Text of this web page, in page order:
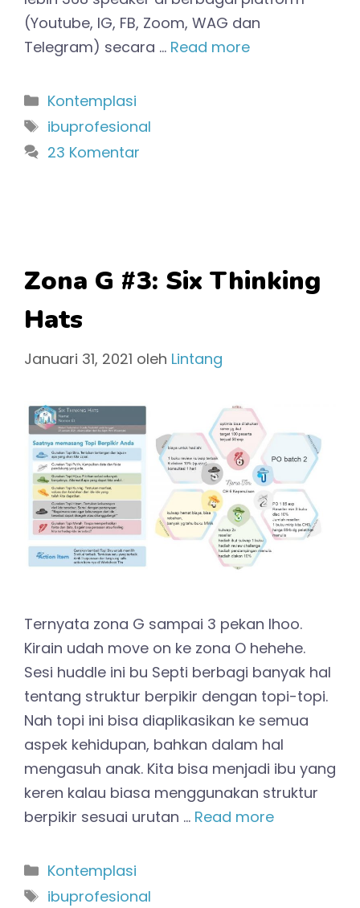
(Youtube, IG, FB, Zoom, WAG dan
Telegram) secara … Read more
Kategori
Kontemplasi
Tag
ibuprofesional
23 Komentar
Zona G #3: Six Thinking
Hats
Januari 31, 2021 oleh Lintang
Ternyata zona G sampai 3 pekan lhoo.
Kirain udah move on ke zona O hehehe.
Sesi huddle ini bu Septi berbagi banyak hal
tentang struktur berpikir dengan topi-topi.
Nah topi ini bisa diaplikasikan ke semua
aspek kehidupan, bahkan dalam hal
mengasuh anak. Kita bisa menjadi ibu yang
keren kalau biasa menggunakan struktur
berpikir sesuai urutan … Read more
Kategori
Kontemplasi
Tag
ibuprofesional